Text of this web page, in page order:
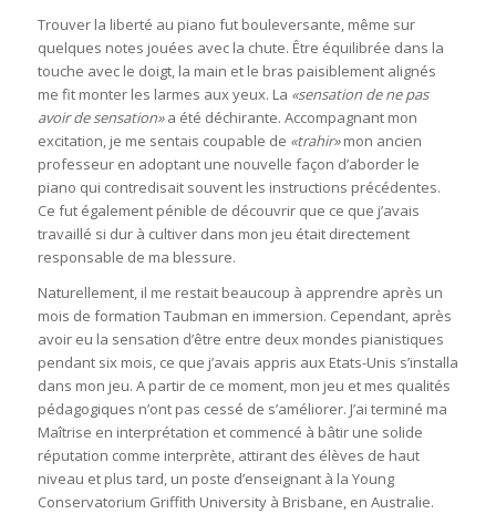
Trouver la liberté au piano fut bouleversante, même sur
quelques notes jouées avec la chute. Être équilibrée dans la
touche avec le doigt, la main et le bras paisiblement alignés
me fit monter les larmes aux yeux. La «sensation de ne pas
avoir de sensation»a été déchirante. Accompagnant mon
excitation, je me sentais coupable de «trahir»mon ancien
professeur en adoptant une nouvelle façon d’aborder le
piano qui contredisait souvent les instructions précédentes.
Ce fut également pénible de découvrir que ce que j’avais
travaillé si dur à cultiver dans mon jeu était directement
responsable de ma blessure.
Naturellement, il me restait beaucoup à apprendre après un
mois de formation Taubman en immersion. Cependant, après
avoir eu la sensation d’être entre deux mondes pianistiques
pendant six mois, ce que j’avais appris aux Etats-Unis s’installa
dans mon jeu. A partir de ce moment, mon jeu et mes qualités
pédagogiques n’ont pas cessé de s’améliorer. J’ai terminé ma
Maîtrise en interprétation et commencé à bâtir une solide
réputation comme interprète, attirant des élèves de haut
niveau et plus tard, un poste d’enseignant à la Young
Conservatorium Griffith University à Brisbane, en Australie.